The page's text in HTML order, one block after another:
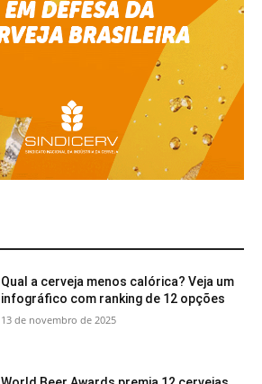
Qual a cerveja menos calórica? Veja um
infográfico com ranking de 12 opções
13 de novembro de 2025